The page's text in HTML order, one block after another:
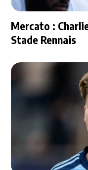
Mercato :
Stade Rennais